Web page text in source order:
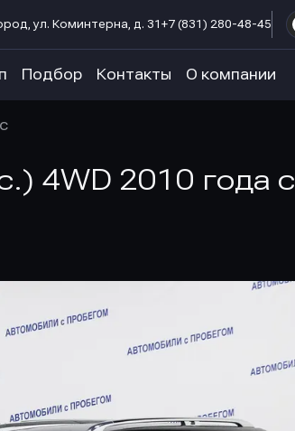
ул. Коминтерна, д. 31 +7 (831) 280-48-45
Подбор Контакты О компании
4WD 2010 года с